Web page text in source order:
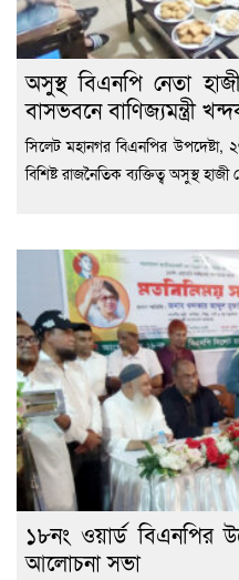
অসুস্থ বিএনপি নেতা
বাসভবনে বাণিজ্যমন্ত্রী
সিলেট মহানগর বিএনপির
বিশিষ্ট রাজনৈতিক ব্যক্তিত্ব অসুস্থ
১৮নং ওয়ার্ড বিএনপির
আলোচনা সভা